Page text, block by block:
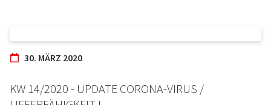
30. MÄRZ 2020
KW 14/2020 - UPDATE CORONA-VIRUS /